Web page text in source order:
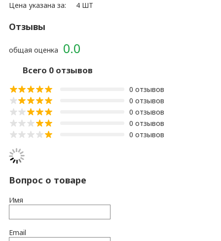
Цена указана за: 4 ШТ
Отзывы
0.0
общая оценка
Всего 0 отзывов
0 отзывов
0 отзывов
0 отзывов
0 отзывов
0 отзывов
Вопрос о товаре
Имя
Email